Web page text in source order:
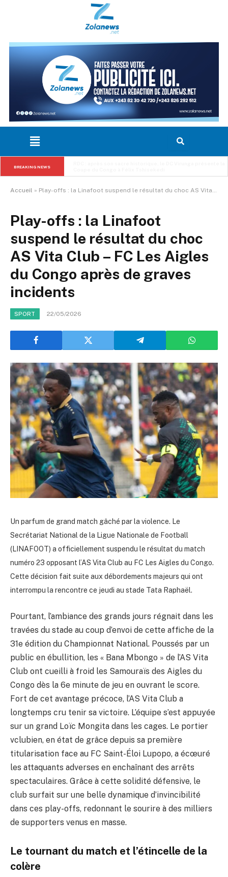
BREAKING NEWS
Accueil » Play-offs : la Linafoot suspend le résultat du choc AS Vita Club – FC Les Aigles du Congo après de graves incidents
Play-offs : la Linafoot
suspend le résultat du choc
AS Vita Club – FC Les Aigles
du Congo après de graves
incidents
SPORT 22/05/2026
Un parfum de grand match gâché par la violence. Le
Secrétariat National de la Ligue Nationale de Football
(LINAFOOT) a officiellement suspendu le résultat du match
numéro 23 opposant l’AS Vita Club au FC Les Aigles du Congo.
Cette décision fait suite aux débordements majeurs qui ont
interrompu la rencontre ce jeudi au stade Tata Raphaël.
Pourtant, l’ambiance des grands jours régnait dans les
travées du stade au coup d’envoi de cette affiche de la
31e édition du Championnat National. Poussés par un
public en ébullition, les « Bana Mbongo » de l’AS Vita
Club ont cueilli à froid les Samouraïs des Aigles du
Congo dès la 6e minute de jeu en ouvrant le score.
Fort de cet avantage précoce, l’AS Vita Club a
longtemps cru tenir sa victoire. L’équipe s’est appuyée
sur un grand Loïc Mongita dans les cages. Le portier
vclubien, en état de grâce depuis sa première
titularisation face au FC Saint-Éloi Lupopo, a écœuré
les attaquants adverses en enchaînant des arrêts
spectaculaires. Grâce à cette solidité défensive, le
club surfait sur une belle dynamique d’invincibilité
dans ces play-offs, redonnant le sourire à des milliers
de supporters venus en masse.
Le tournant du match et l’étincelle de la
colère